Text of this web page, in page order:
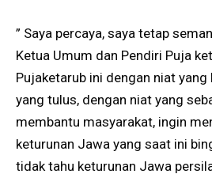
” Saya percaya, saya tetap
Ketua Umum dan Pendiri Puja
Pujaketarub ini dengan niat yang
yang tulus, dengan niat yang
membantu masyarakat, ingin
keturunan Jawa yang saat ini
tidak tahu keturunan Jawa